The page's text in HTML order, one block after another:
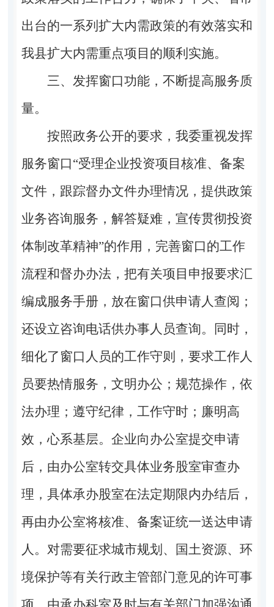
出台的一系列扩大内需政策的有效落实和
我县扩大内需重点项目的顺利实施。
三、发挥窗口功能，不断提高服务质
量。
按照政务公开的要求，我委重视发挥
服务窗口“受理企业投资项目核准、备案
文件，跟踪督办文件办理情况，提供政策
业务咨询服务，解答疑难，宣传贯彻投资
体制改革精神”的作用，完善窗口的工作
流程和督办办法，把有关项目申报要求汇
编成服务手册，放在窗口供申请人查阅；
还设立咨询电话供办事人员查询。同时，
细化了窗口人员的工作守则，要求工作人
员要热情服务，文明办公；规范操作，依
法办理；遵守纪律，工作守时；廉明高
效，心系基层。企业向办公室提交申请
后，由办公室转交具体业务股室审查办
理，具体承办股室在法定期限内办结后，
再由办公室将核准、备案证统一送达申请
人。对需要征求城市规划、国土资源、环
境保护等有关行政主管部门意见的许可事